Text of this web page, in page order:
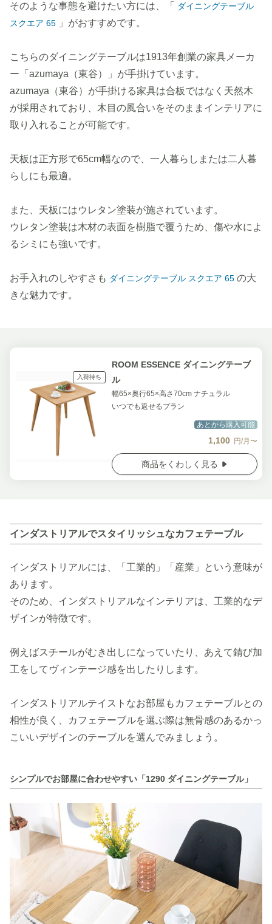
そのような事態を避けたい方には、「
ダイニングテーブル
スクエア 65
」がおすすめです。
こちらのダイニングテーブルは1913年創業の家具メーカ
ー「azumaya（東谷）」が手掛けています。
azumaya（東谷）が手掛ける家具は合板ではなく天然木
が採用されており、木目の風合いをそのままインテリアに
取り入れることが可能です。
天板は正方形で65cm幅なので、一人暮らしまたは二人暮
らしにも最適。
また、天板にはウレタン塗装が施されています。
ウレタン塗装は木材の表面を樹脂で覆うため、傷や水によ
るシミにも強いです。
お手入れのしやすさも ダイニングテーブル スクエア 65 の大
きな魅力です。
入荷待ち
ROOM ESSENCE ダイニングテーブ
ル
幅65×奥行65×高さ70cm ナチュラル
いつでも返せるプラン
あとから購入可能
1,100 円/月〜
商品をくわしく見る
インダストリアルでスタイリッシュなカフェテーブル
インダストリアルには、「工業的」「産業」という意味が
あります。
そのため、インダストリアルなインテリアは、工業的なデ
ザインが特徴です。
例えばスチールがむき出しになっていたり、あえて錆び加
工をしてヴィンテージ感を出したりします。
インダストリアルテイストなお部屋もカフェテーブルとの
相性が良く、カフェテーブルを選ぶ際は無骨感のあるかっ
こいいデザインのテーブルを選んでみましょう。
シンプルでお部屋に合わせやすい「1290 ダイニングテーブル」